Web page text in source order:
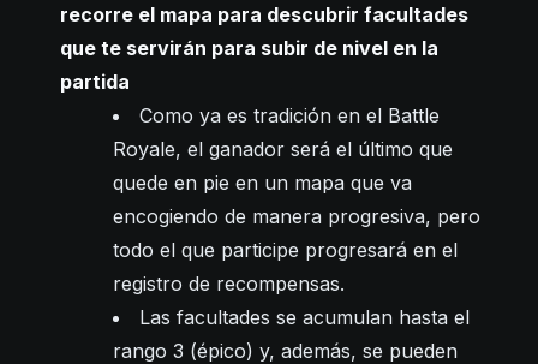
recorre el mapa para descubrir facultades
que te servirán para subir de nivel en la
partida
Como ya es tradición en el Battle
Royale, el ganador será el último que
quede en pie en un mapa que va
encogiendo de manera progresiva, pero
todo el que participe progresará en el
registro de recompensas.
Las facultades se acumulan hasta el
rango 3 (épico) y, además, se pueden